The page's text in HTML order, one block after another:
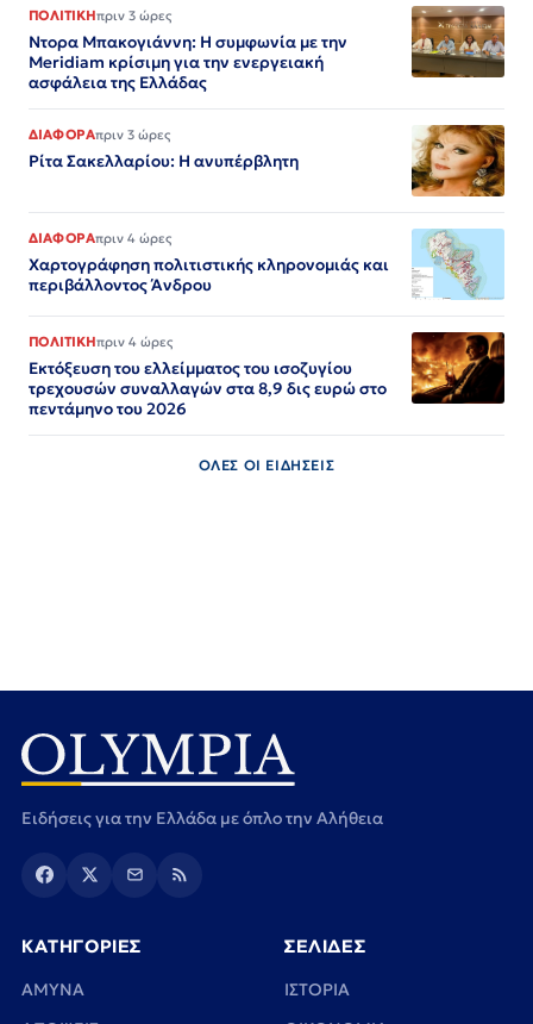
ΠΟΛΙΤΙΚΗπριν 3 ώρες
Ντορα Μπακογιάννη: Η συμφωνία με την
Meridiam κρίσιμη για την ενεργειακή
ασφάλεια της Ελλάδας
ΔΙΑΦΟΡΑπριν 3 ώρες
Ρίτα Σακελλαρίου: Η ανυπέρβλητη
ΔΙΑΦΟΡΑπριν 4 ώρες
Χαρτογράφηση πολιτιστικής κληρονομιάς και
περιβάλλοντος Άνδρου
ΠΟΛΙΤΙΚΗπριν 4 ώρες
Εκτόξευση του ελλείμματος του ισοζυγίου
τρεχουσών συναλλαγών στα 8,9 δις ευρώ στο
πεντάμηνο του 2026
ΟΛΕΣ ΟΙ ΕΙΔΗΣΕΙΣ
Ειδήσεις για την Ελλάδα με όπλο την Αλήθεια
ΚΑΤΗΓΟΡΙΕΣ
ΑΜΥΝΑ
ΣΕΛΙΔΕΣ
ΙΣΤΟΡΙΑ